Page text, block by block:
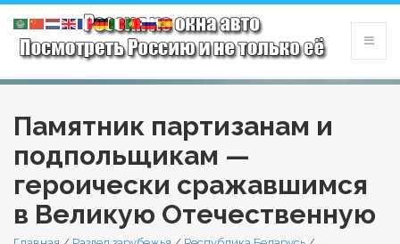
Памятник партизанам и
подпольщикам —
героически сражавшимся
в Великую Отечественную